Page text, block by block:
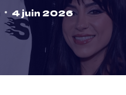
4 juin 2026